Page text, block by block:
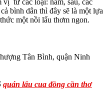
bình dân thì đây sẽ là một lựa
một nồi lẩu thơm ngon.
Tân Bình, quận Ninh
quán lẩu cua đồng cần thơ